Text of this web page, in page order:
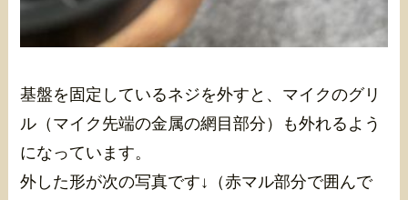
基盤を固定しているネジを外すと、マイクのグリ
ル（マイク先端の金属の網目部分）も外れるよう
になっています。
外した形が次の写真です↓（赤マル部分で囲んで